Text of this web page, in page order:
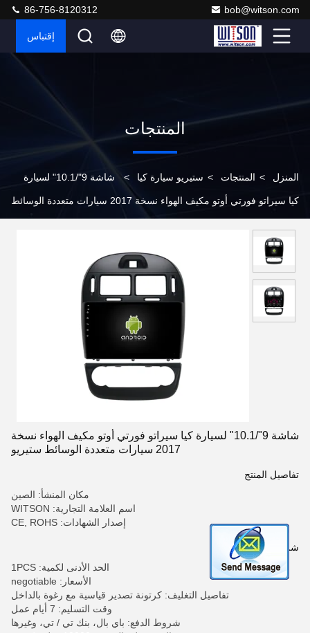
bob@witson.com
86-756-8120312
إقتباس
المنتجات
المنزل > المنتجات > ستيريو سيارة كيا > شاشة 9"/10.1" لسيارة
كيا سيراتو فورتي أوتو مكيف الهواء نسخة 2017 سيارات متعددة الوسائط
شاشة 9"/10.1" لسيارة كيا سيراتو فورتي أوتو مكيف الهواء نسخة
2017 سيارات متعددة الوسائط ستيريو
تفاصيل المنتج
مكان المنشأ: الصين
اسم العلامة التجارية: WITSON
إصدار الشهادات: CE, ROHS
شروط الدفع والشحن
الحد الأدنى لكمية: 1PCS
الأسعار: negotiable
تفاصيل التغليف: كرتونة تصدير قياسية مع رغوة بالداخل
وقت التسليم: 7 أيام عمل
شروط الدفع: باي بال، بنك تي / تي، وغيرها